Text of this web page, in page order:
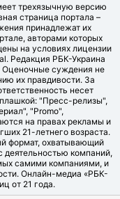
трехязычную версию
страница портала –
принадлежат их
авторами которых
на условиях лицензии
Редакция РБК-Украина
Оценочные суждения не
их правдивости. За
несет
"Пресс-релизы",
"Promo",
на правах рекламы и
21-летнего возраста.
формат, охватывающий
деятельностью компаний,
самими компаниями, и
Онлайн-медиа «РБК-
от 21 года.